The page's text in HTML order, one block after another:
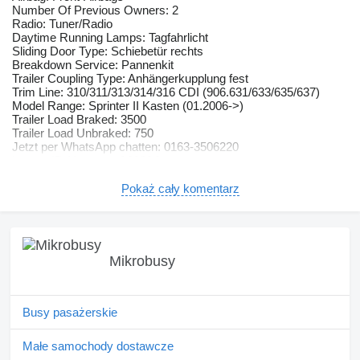
Number Of Previous Owners: 2
Radio: Tuner/Radio
Daytime Running Lamps: Tagfahrlicht
Sliding Door Type: Schiebetür rechts
Breakdown Service: Pannenkit
Trailer Coupling Type: Anhängerkupplung fest
Trim Line: 310/311/313/314/316 CDI (906.631/633/635/637)
Model Range: Sprinter II Kasten (01.2006->)
Trailer Load Braked: 3500
Trailer Load Unbraked: 750
Jetzt per WhatsApp chatten: 0163-3506220
€ Erhöhung der Anhängelast auf bis zu 3.500 kg (fahrzeug- und
Außentemperaturanzeige, Befestigungsschienen für Dachträger,
Dachbedieneinheit mit Lesespot Fahrer-/Beifahrerseite,
Deckenleuchte im Laderaum, Fenster für hintere Türen,
Laderaumtrennwand mit Fenster, Lenkrad (Lenksäule mech.
verstellbar), Navigationssystem Becker MAP Pilot, Reserverad
Sitzausstattung: Komfort-Kopfstütze, Beifahrersitz,
Pokaż cały komentarz
Mikrobusy
Busy pasażerskie
Małe samochody dostawcze